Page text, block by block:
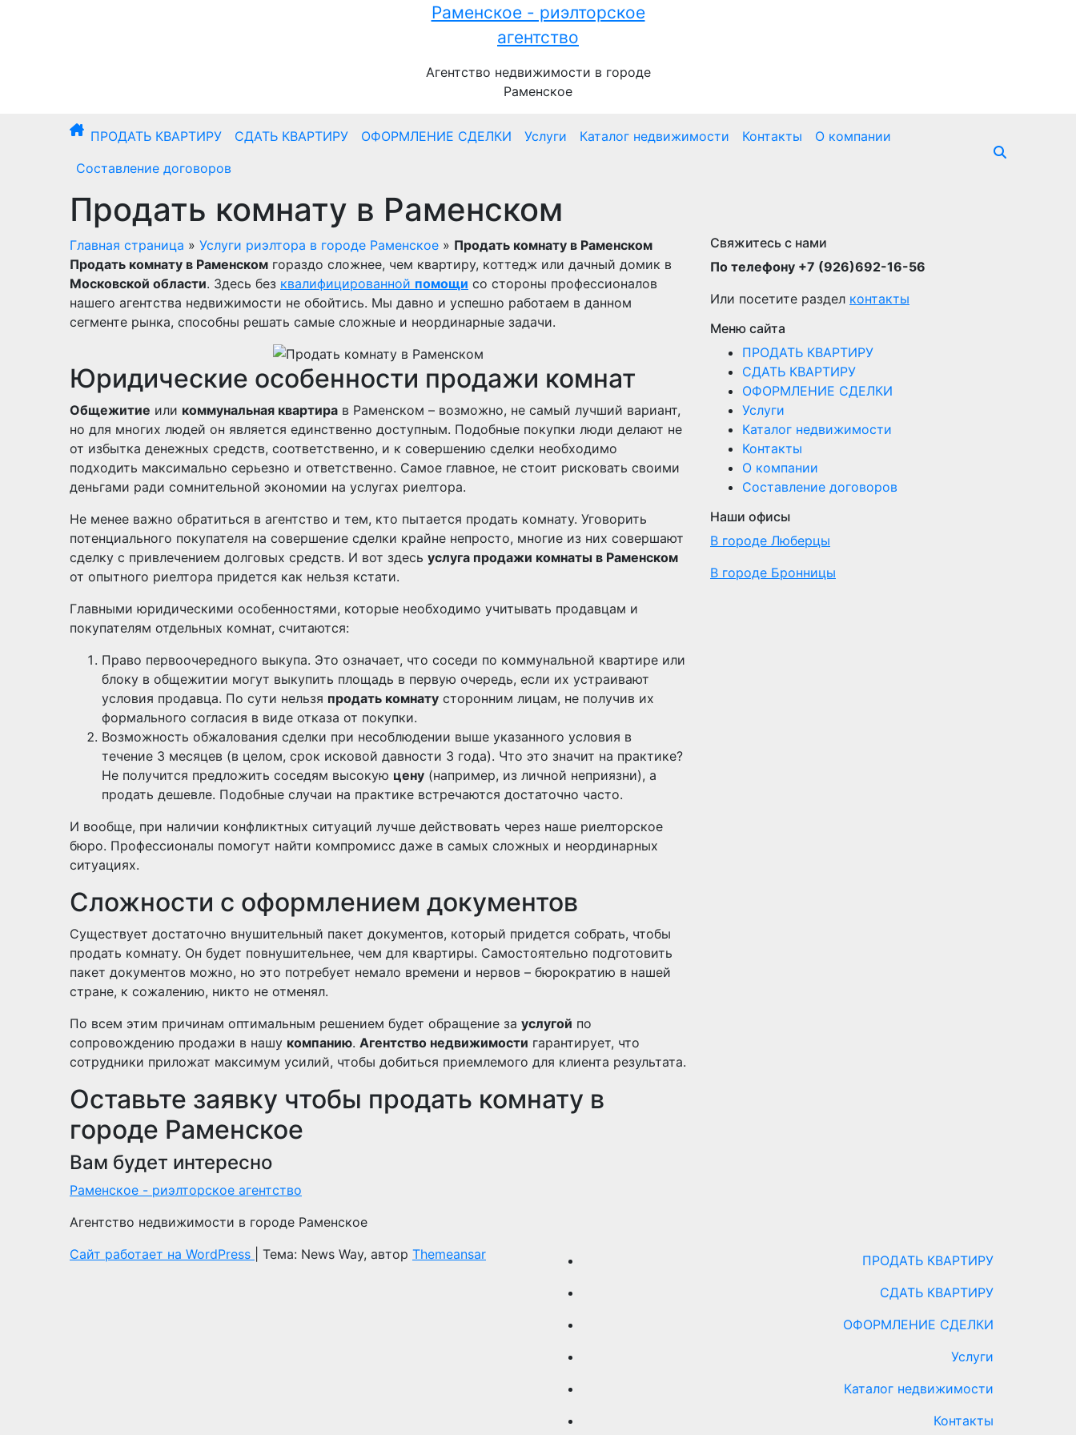
Раменское - риэлторское
агентство
Агентство недвижимости в городе
Раменское
ПРОДАТЬ КВАРТИРУ СДАТЬ КВАРТИРУ ОФОРМЛЕНИЕ СДЕЛКИ Услуги Каталог недвижимости Контакты
О компании
Составление договоров
Продать комнату в Раменском
Главная страница » Услуги риэлтора в городе Раменское » Продать комнату в Раменском
Продать комнату в Раменском гораздо сложнее, чем квартиру, коттедж или дачный домик в
Московской области. Здесь без квалифицированной помощи со стороны профессионалов
нашего агентства недвижимости не обойтись. Мы давно и успешно работаем в данном
сегменте рынка, способны решать самые сложные и неординарные задачи.
Юридические особенности продажи комнат
Общежитие или коммунальная квартира в Раменском – возможно, не самый лучший вариант,
но для многих людей он является единственно доступным. Подобные покупки люди делают не
от избытка денежных средств, соответственно, и к совершению сделки необходимо
подходить максимально серьезно и ответственно. Самое главное, не стоит рисковать своими
деньгами ради сомнительной экономии на услугах риелтора.
Не менее важно обратиться в агентство и тем, кто пытается продать комнату. Уговорить
потенциального покупателя на совершение сделки крайне непросто, многие из них совершают
сделку с привлечением долговых средств. И вот здесь услуга продажи комнаты в Раменском
от опытного риелтора придется как нельзя кстати.
Главными юридическими особенностями, которые необходимо учитывать продавцам и
покупателям отдельных комнат, считаются:
Право первоочередного выкупа. Это означает, что соседи по коммунальной квартире или
блоку в общежитии могут выкупить площадь в первую очередь, если их устраивают
условия продавца. По сути нельзя продать комнату сторонним лицам, не получив их
формального согласия в виде отказа от покупки.
Возможность обжалования сделки при несоблюдении выше указанного условия в
течение 3 месяцев (в целом, срок исковой давности 3 года). Что это значит на практике?
Не получится предложить соседям высокую цену (например, из личной неприязни), а
продать дешевле. Подобные случаи на практике встречаются достаточно часто.
И вообще, при наличии конфликтных ситуаций лучше действовать через наше риелторское
бюро. Профессионалы помогут найти компромисс даже в самых сложных и неординарных
ситуациях.
Сложности с оформлением документов
Существует достаточно внушительный пакет документов, который придется собрать, чтобы
продать комнату. Он будет повнушительнее, чем для квартиры. Самостоятельно подготовить
пакет документов можно, но это потребует немало времени и нервов – бюрократию в нашей
стране, к сожалению, никто не отменял.
По всем этим причинам оптимальным решением будет обращение за услугой по
сопровождению продажи в нашу компанию. Агентство недвижимости гарантирует, что
сотрудники приложат максимум усилий, чтобы добиться приемлемого для клиента результата.
Оставьте заявку чтобы продать комнату в
городе Раменское
Свяжитесь с нами
По телефону +7 (926)692-16-56
Или посетите раздел контакты
Меню сайта
ПРОДАТЬ КВАРТИРУ
СДАТЬ КВАРТИРУ
ОФОРМЛЕНИЕ СДЕЛКИ
Услуги
Каталог недвижимости
Контакты
О компании
Составление договоров
Наши офисы
В городе Люберцы
В городе Бронницы
Вам будет интересно
Раменское - риэлторское агентство
Агентство недвижимости в городе Раменское
Сайт работает на WordPress
Тема: News Way, автор Themeansar
ПРОДАТЬ КВАРТИРУ
СДАТЬ КВАРТИРУ
ОФОРМЛЕНИЕ СДЕЛКИ
Услуги
Каталог недвижимости
Контакты